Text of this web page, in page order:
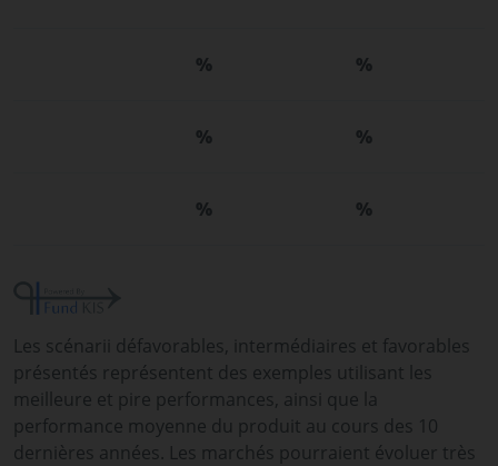
% %
% %
% %
Les scénarii défavorables, intermédiaires et favorables
présentés représentent des exemples utilisant les
meilleure et pire performances, ainsi que la
performance moyenne du produit au cours des 10
dernières années. Les marchés pourraient évoluer très